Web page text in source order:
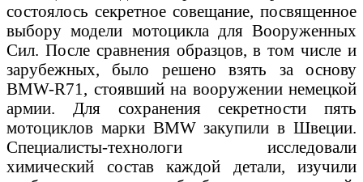
состоялось секретное совещание, посвященное
выбору модели мотоцикла для Вооруженных
Сил. После сравнения образцов, в том числе и
зарубежных, было решено взять за основу
BMW-R71, стоявший на вооружении немецкой
армии. Для сохранения секретности пять
мотоциклов марки BMW закупили в Швеции.
Специалисты-технологи исследовали
химический состав каждой детали, изучили